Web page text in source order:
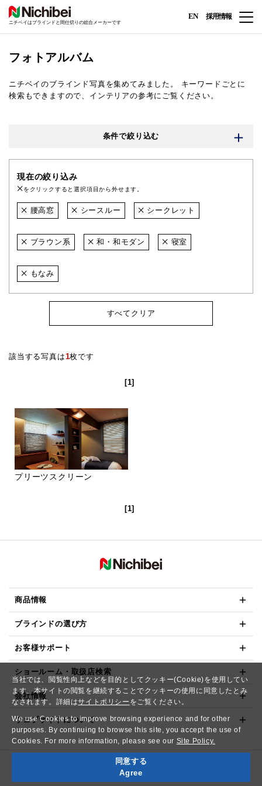
当社では、閲覧性向上などを目的としてクッキー(Cookie)を使用してい
ます。本サイトの閲覧を継続することでクッキーの使用に同意したとみ
なされます。詳細はサイトポリシー をご覧ください。
We use Cookies to improve browsing experience and for other
purposes. By continuing to browse this site, you accept the use of
Cookies. For more information, please see our Site Policy.
同意する
Agree
ニチベイはブラインドと間仕切りの総合メーカーです
EN 採用情報
フォトアルバム
ニチベイのブラインド写真を集めてみました。
キーワードごとに
検索もできますので、インテリアの参考にご覧ください。
条件で絞り込む
現在の絞り込み
をクリックすると選択項目から外せます。
腰高窓 シースルー シークレット
ブラウン系 和・和モダン 寝室
もなみ
すべてクリア
該当する写真は1枚です
[1]
プリーツスクリーン
[1]
商品情報
ブラインドの選び方
お客様サポート
ショールーム・取扱店検索
会社情報
ウェブサイトについて
Copyright© NICHIBEI CO.,LTD. All Rights Reserved.